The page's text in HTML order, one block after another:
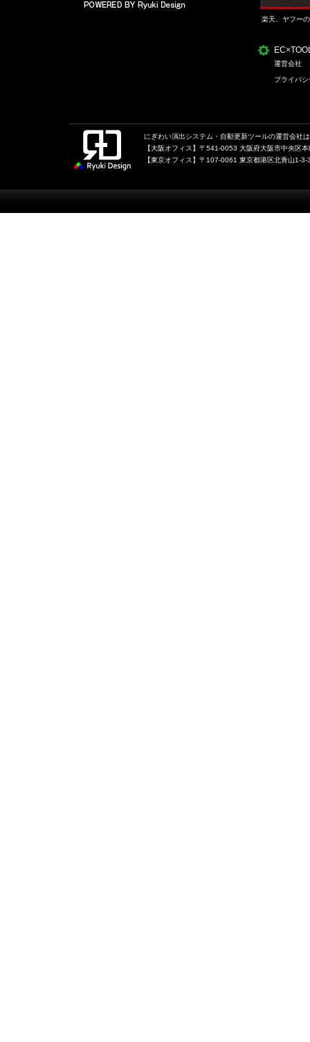
楽天、ヤフー
運営会社
プライバ
にぎわい演出システム・自動更新ツールの運営会
【大阪オフィス】〒541-0053 大阪府大阪市中央区
【東京オフィス】〒107-0061 東京都港区北青山1-